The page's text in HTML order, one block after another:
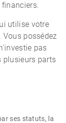
utilise votre
possédez
pas
plusieurs parts
ses statuts, la